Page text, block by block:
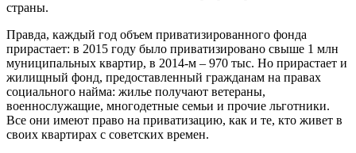
страны.
Правда, каждый год объем приватизированного фонда
прирастает: в 2015 году было приватизировано свыше 1 млн
муниципальных квартир, в 2014-м – 970 тыс. Но прирастает и
жилищный фонд, предоставленный гражданам на правах
социального найма: жилье получают ветераны,
военнослужащие, многодетные семьи и прочие льготники.
Все они имеют право на приватизацию, как и те, кто живет в
своих квартирах с советских времен.